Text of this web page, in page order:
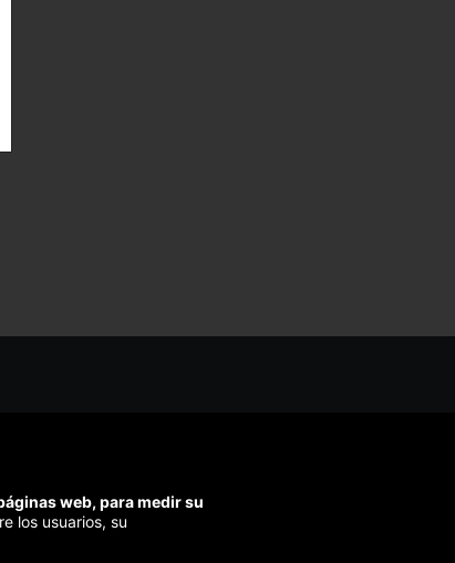
en menos de 48h)web, para medir su
los usuarios, su